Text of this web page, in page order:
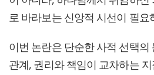
로 바라보는 신앙적 시선이 필요
이번 논란은 단순한 사적 선택의
관계, 권리와 책임이 교차하는